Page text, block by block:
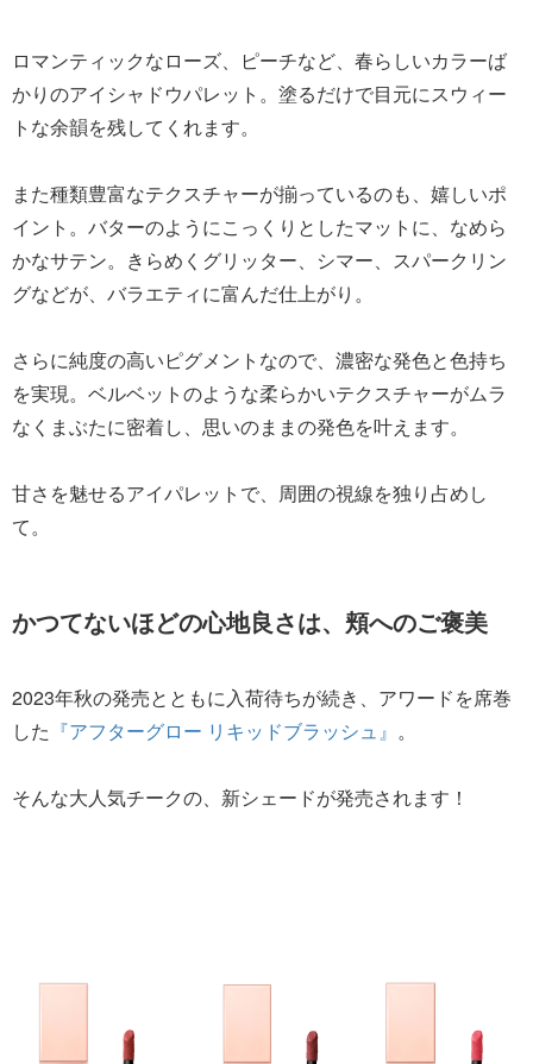
ロマンティックなローズ、ピーチなど、春らしいカラーば
かりのアイシャドウパレット。塗るだけで目元にスウィー
トな余韻を残してくれます。
また種類豊富なテクスチャーが揃っているのも、嬉しいポ
イント。バターのようにこっくりとしたマットに、なめら
かなサテン。きらめくグリッター、シマー、スパークリン
グなどが、バラエティに富んだ仕上がり。
さらに純度の高いピグメントなので、濃密な発色と色持ち
を実現。ベルベットのような柔らかいテクスチャーがムラ
なくまぶたに密着し、思いのままの発色を叶えます。
甘さを魅せるアイパレットで、周囲の視線を独り占めし
て。
かつてないほどの心地良さは、頬へのご褒美
2023年秋の発売とともに入荷待ちが続き、アワードを席巻
した 『アフターグロー リキッドブラッシュ』 。
そんな大人気チークの、新シェードが発売されます！